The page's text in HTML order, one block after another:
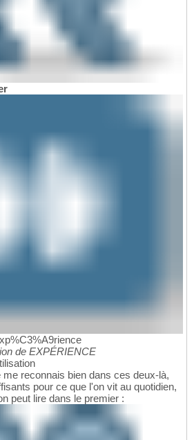
de EXPÉRIENCE
reconnais bien dans ces deux-là,
pour ce que l'on vit au quotidien,
peut lire dans le premier :